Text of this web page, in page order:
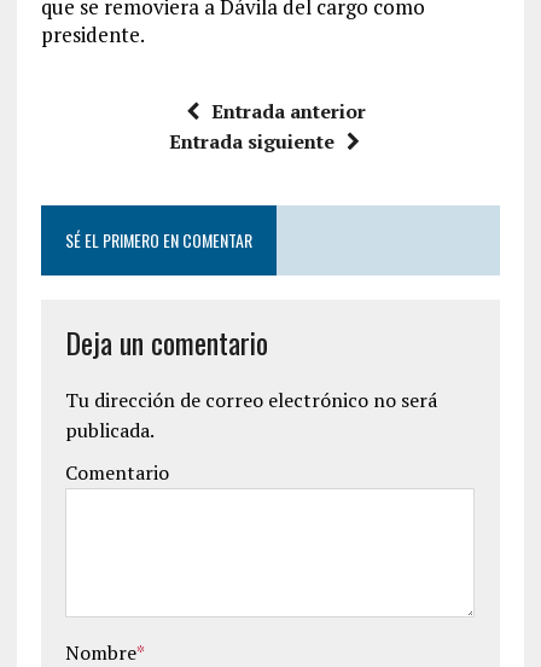
que se removiera a Dávila del cargo como
presidente.
Entrada anterior
Entrada siguiente
SÉ EL PRIMERO EN COMENTAR
Deja un comentario
Tu dirección de correo electrónico no será
publicada.
Comentario
Nombre*